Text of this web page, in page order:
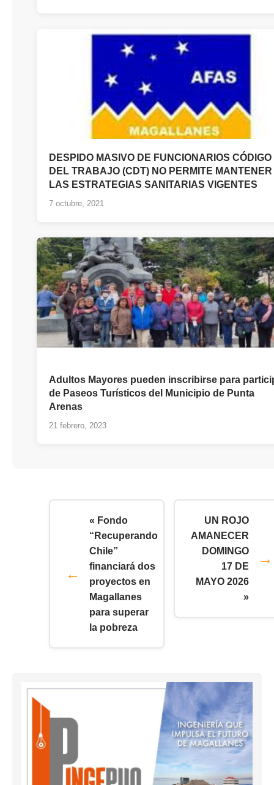
DESPIDO MASIVO DE FUNCIONARIOS CÓDIGO
DEL TRABAJO (CDT) NO PERMITE MANTENER
LAS ESTRATEGIAS SANITARIAS VIGENTES
7 octubre, 2021
Adultos Mayores pueden inscribirse para
de Paseos Turísticos del Municipio de Punta
Arenas
21 febrero, 2023
« Fondo
“Recuperando
Chile”
financiará dos
proyectos en
Magallanes
para superar
la pobreza
UN ROJO
AMANECER
DOMINGO
17 DE
MAYO 2026
»